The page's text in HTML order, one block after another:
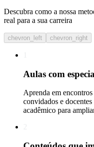
Descubra como a nossa
real para a sua carreira​
chevron_left chevron_right
Aulas com
Aprenda em
convidados e
acadêmico para